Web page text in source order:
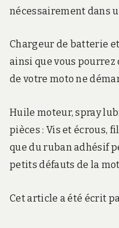
nécessairement dans
Chargeur de batterie
ainsi que vous
de votre moto ne
Huile moteur, spray
pièces : Vis et écrous,
que du ruban adhésif
petits défauts de la
Cet article a été écrit